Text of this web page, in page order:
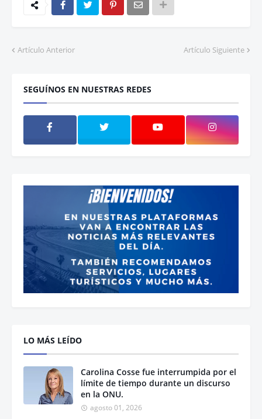
Artículo Anterior Artículo Siguiente
SEGUÍNOS EN NUESTRAS REDES
LO MÁS LEÍDO
Carolina Cosse fue interrumpida por el
límite de tiempo durante un discurso
en la ONU.
agosto 01, 2026